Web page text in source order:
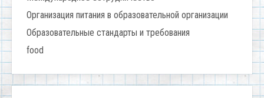
Организация питания в образовательной организации
Образовательные стандарты и требования
food